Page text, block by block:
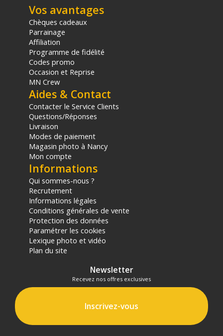
CONTENU DU CARTON
1X Sac photo Wandrd ROGUE Sling 6L
2x Séparateurs
Offre valable jusqu'au 07-08-2026 inclus.
Code EAN Wandrd Rogue Sling 6L Aegean bleu - Sac photo
Sling - Achat et prix :850041678467
(1) Offre valable jusqu'au 31 Décembre 2030 à partir de 49 euros
d'achat, sur la base d'une expédition Chronopost 24H vers un point
relais situé en France continentale uniquement, valable uniquement
sur les produits de moins de 1m et moins de 20Kg.
(2) Nombre de points Fidélité estimés, hors remises au panier, basé
sur le prix TTC en €, les points seront effectivement calculés dans le
panier.
Vos avantages
Chèques cadeaux
Parrainage
Affiliation
Programme de fidélité
Codes promo
Occasion et Reprise
MN Crew
Aides & Contact
Contacter le Service Clients
Questions/Réponses
Livraison
Modes de paiement
Magasin photo à Nancy
Mon compte
Informations
Qui sommes-nous ?
Recrutement
Informations légales
Conditions générales de vente
Protection des données
Paramétrer les cookies
Lexique photo et vidéo
Plan du site
Newsletter
Recevez nos offres exclusives
Inscrivez-vous